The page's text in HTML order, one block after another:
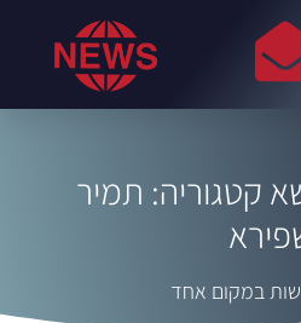
קטגוריה: תמיר
במקום אחד